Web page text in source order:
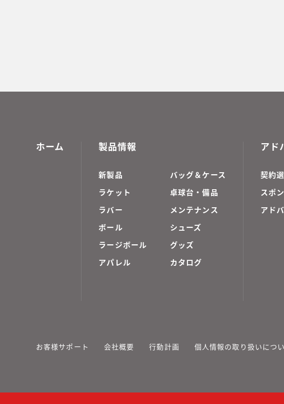
ホーム 製品情報
新製品
バッグ＆ケース
ラケット
卓球台・備品
ラバー
メンテナンス
ボール
シューズ
ラージボール
グッズ
アパレル
カタログ
アド
契約
スポ
アド
お客様サポート 会社概要 行動計画 個人情報の取り扱いにつ